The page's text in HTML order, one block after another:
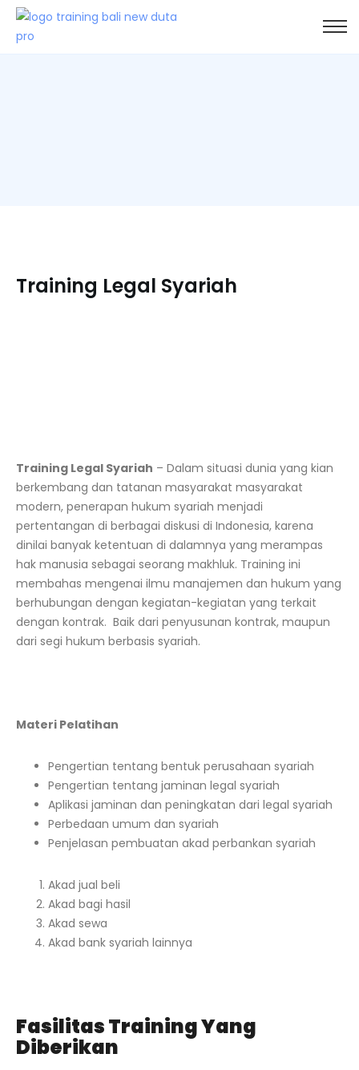
Training Legal Syariah
Training Legal Syariah – Dalam situasi dunia yang kian
berkembang dan tatanan masyarakat masyarakat
modern, penerapan hukum syariah menjadi
pertentangan di berbagai diskusi di Indonesia, karena
dinilai banyak ketentuan di dalamnya yang merampas
hak manusia sebagai seorang makhluk. Training ini
membahas mengenai ilmu manajemen dan hukum yang
berhubungan dengan kegiatan-kegiatan yang terkait
dengan kontrak. Baik dari penyusunan kontrak, maupun
dari segi hukum berbasis syariah.
Materi Pelatihan
Pengertian tentang bentuk perusahaan syariah
Pengertian tentang jaminan legal syariah
Aplikasi jaminan dan peningkatan dari legal syariah
Perbedaan umum dan syariah
Penjelasan pembuatan akad perbankan syariah
Akad jual beli
Akad bagi hasil
Akad sewa
Akad bank syariah lainnya
Fasilitas Training Yang
Diberikan